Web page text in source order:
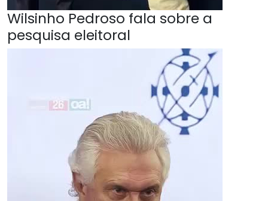
Wilsinho Pedroso fala sobre a
pesquisa eleitoral